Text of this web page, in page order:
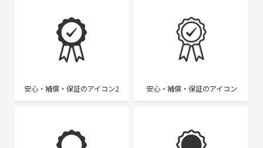
安心・補償・保証のアイコン2 安心・補償・保証のアイコン